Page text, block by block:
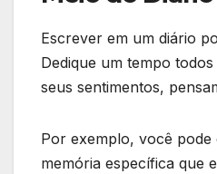
Escrever em um diário
Dedique um tempo
seus sentimentos,
Por exemplo, você
memória específica que